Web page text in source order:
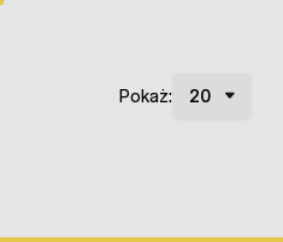
Pokaż: